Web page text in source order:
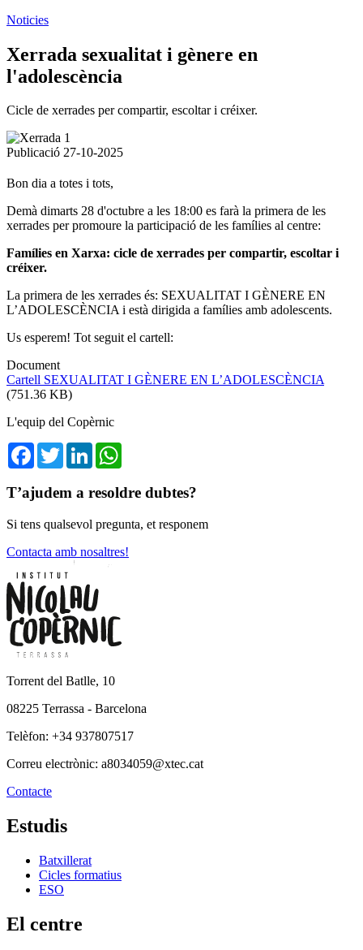
Noticies
Xerrada sexualitat i gènere en
l'adolescència
Cicle de xerrades per compartir, escoltar i créixer.
Publicació 27-10-2025
Bon dia a totes i tots,
Demà dimarts 28 d'octubre a les 18:00 es farà la primera de les
xerrades per promoure la participació de les famílies al centre:
Famílies en Xarxa: cicle de xerrades per compartir, escoltar i
créixer.
La primera de les xerrades és: SEXUALITAT I GÈNERE EN
L’ADOLESCÈNCIA i està dirigida a famílies amb adolescents.
Us esperem! Tot seguit el cartell:
Document
Cartell SEXUALITAT I GÈNERE EN L’ADOLESCÈNCIA
(751.36 KB)
L'equip del Copèrnic
FacebookTwitterLinkedIn
T’ajudem a resoldre dubtes?
Si tens qualsevol pregunta, et responem
Contacta amb nosaltres!
Torrent del Batlle, 10
08225 Terrassa - Barcelona
Telèfon: +34 937807517
Correu electrònic: a8034059@xtec.cat
Contacte
Estudis
Batxillerat
Cicles formatius
ESO
El centre